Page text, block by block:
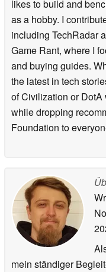
likes to build and
as a hobby. I
including TechRadar
Game Rant, where I
and buying guides.
the latest in tech
of Civilization or
while dropping
Foundation to
mein ständiger